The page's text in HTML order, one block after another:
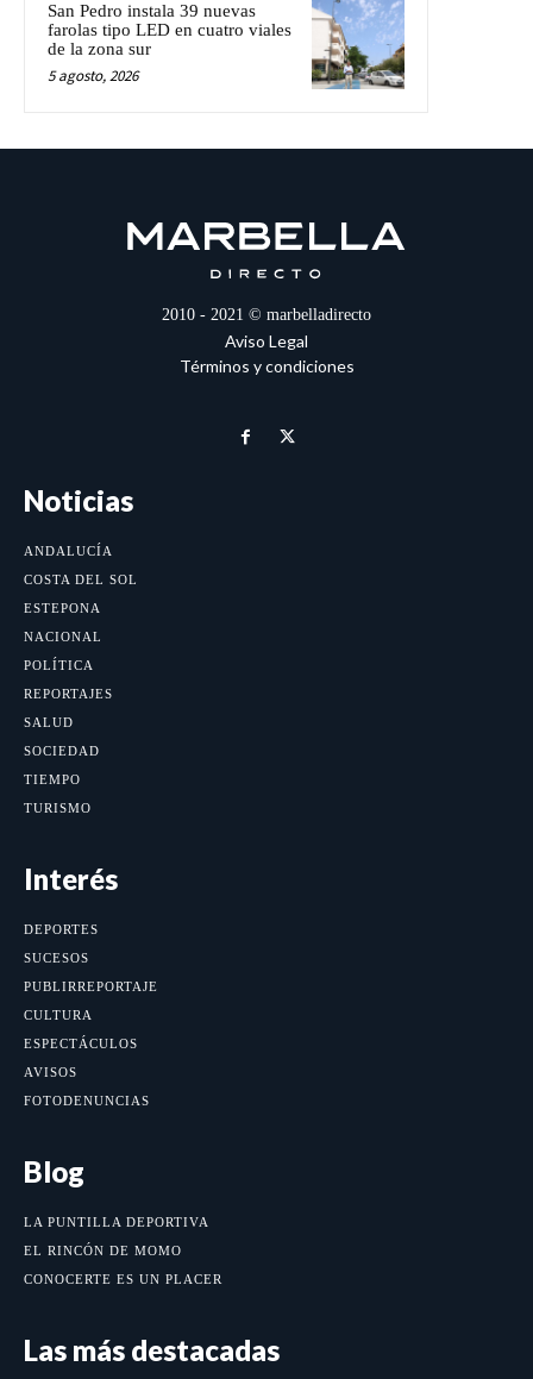
San Pedro instala 39 nuevas
farolas tipo LED en cuatro viales
de la zona sur
5 agosto, 2026
2010 - 2021 © marbelladirecto
Aviso Legal
Términos y condiciones
Noticias
ANDALUCÍA
COSTA DEL SOL
ESTEPONA
NACIONAL
POLÍTICA
REPORTAJES
SALUD
SOCIEDAD
TIEMPO
TURISMO
Interés
DEPORTES
SUCESOS
PUBLIRREPORTAJE
CULTURA
ESPECTÁCULOS
AVISOS
FOTODENUNCIAS
Blog
LA PUNTILLA DEPORTIVA
EL RINCÓN DE MOMO
CONOCERTE ES UN PLACER
Las más destacadas